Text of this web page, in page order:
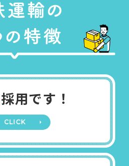
採用です！
CLICK